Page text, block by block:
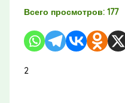
Всего просмотров: 177
2